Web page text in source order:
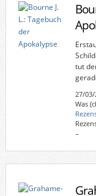
tut
27/03/
Was
–